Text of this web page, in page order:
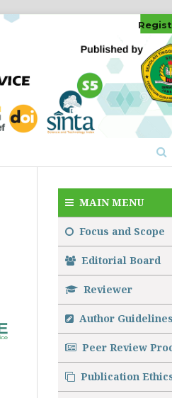
MAIN MENU
Focus and Scope
Editorial Board
Reviewer
Author Guidelines
Peer Review
Publication